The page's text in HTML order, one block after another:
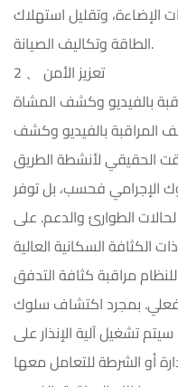
الإضاءة، وتقليل استهلاك
الطاقة وتكاليف الصيانة.
2 、 تعزيز الأمن
المراقبة بالفيديو وكشف
الحقيقي لأنشطة الطريق
الإجرامي فحسب، بل توفر
الطوارئ والدعم. على
الكثافة السكانية العالية
مراقبة كثافة التدفق
بمجرد اكتشاف سلوك
تشغيل آلية الإنذار على